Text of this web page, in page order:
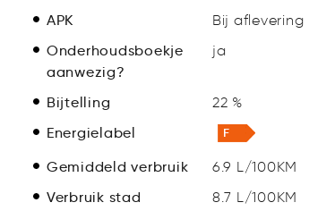
APK
Bij aflevering
Onderhoudsboekje
aanwezig?
ja
Bijtelling
22 %
Energielabel
Gemiddeld verbruik
6.9 L/100KM
Verbruik stad
8.7 L/100KM